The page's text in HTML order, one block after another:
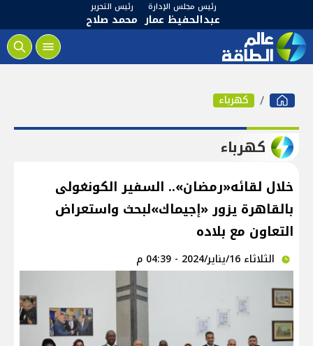
رئيس مجلس الإدارة
عبدالحفيظ عمار
رئيس التحرير
محمد صلاح
كهرباء
كهرباء
خلال لقائه«رمضان».. السفير الكونغولى
بالقاهرة يزور «إجيماك»لبحث واستعراض
التعاون مع بلاده
الثلاثاء 16/يناير/2024 - 04:39 م